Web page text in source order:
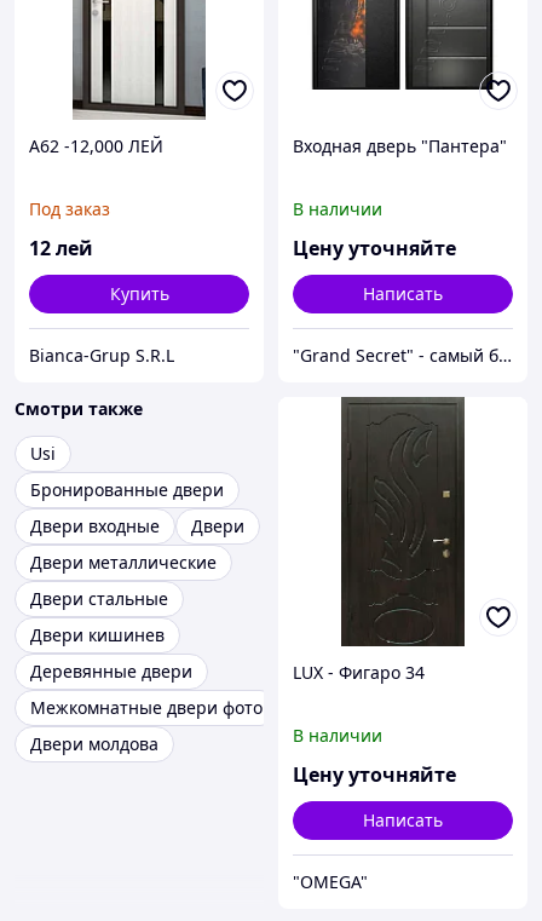
A62 -12,000 ЛЕЙ
Под заказ
12лей
Купить
Bianca-Grup S.R.L
Входная дверь "Пантера"
В наличии
Цену уточняйте
Написать
"Grand Secret" - cамый большой специализированный Showroom в Молдове
Смотри также
Usi
Бронированные двери
Двери входные
Двери
Двери металлические
Двери стальные
Двери кишинев
Деревянные двери
Межкомнатные двери фото
Двери молдова
LUX - Фигаро 34
В наличии
Цену уточняйте
Написать
"OMEGA"